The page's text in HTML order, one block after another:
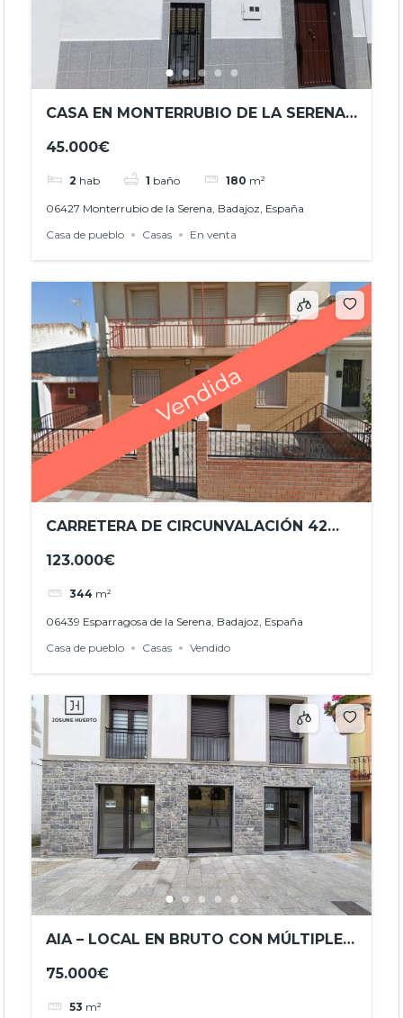
CASA EN MONTERRUBIO DE LA SERENA –
LA SERENA – REF. JHBA2603
45.000€
2 hab 1 baño 180 m²
06427 Monterrubio de la Serena, Badajoz, España
Casa de pueblo
Casas En venta
CARRETERA DE CIRCUNVALACIÓN 42
123.000€
344 m²
06439 Esparragosa de la Serena, Badajoz, España
Casa de pueblo
Casas Vendido
AIA – LOCAL EN BRUTO CON MÚLTIPLES
ENPARANTZA
75.000€
53 m²